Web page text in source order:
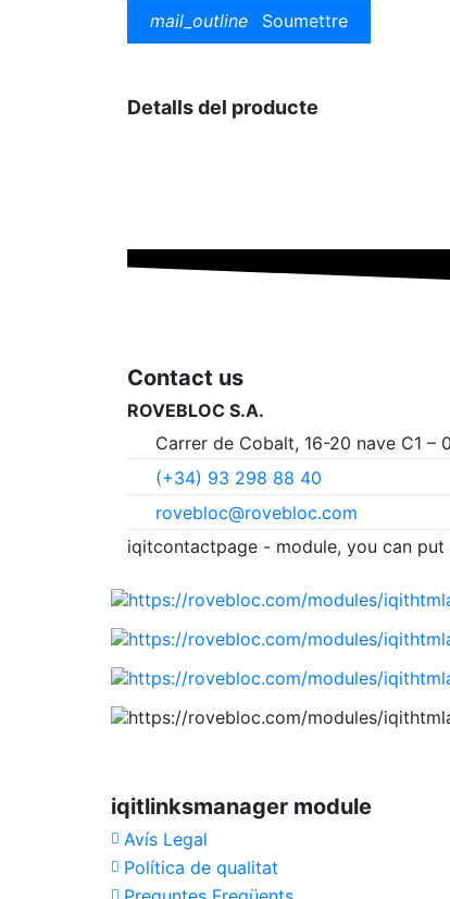
mail_outline Soumettre
Detalls del producte
Contact us
ROVEBLOC S.A.
Carrer de Cobalt, 16-20 nave C1 –
(+34) 93 298 88 40
rovebloc@rovebloc.com
iqitcontactpage - module, you can
iqitlinksmanager module
Avís Legal
Política de qualitat